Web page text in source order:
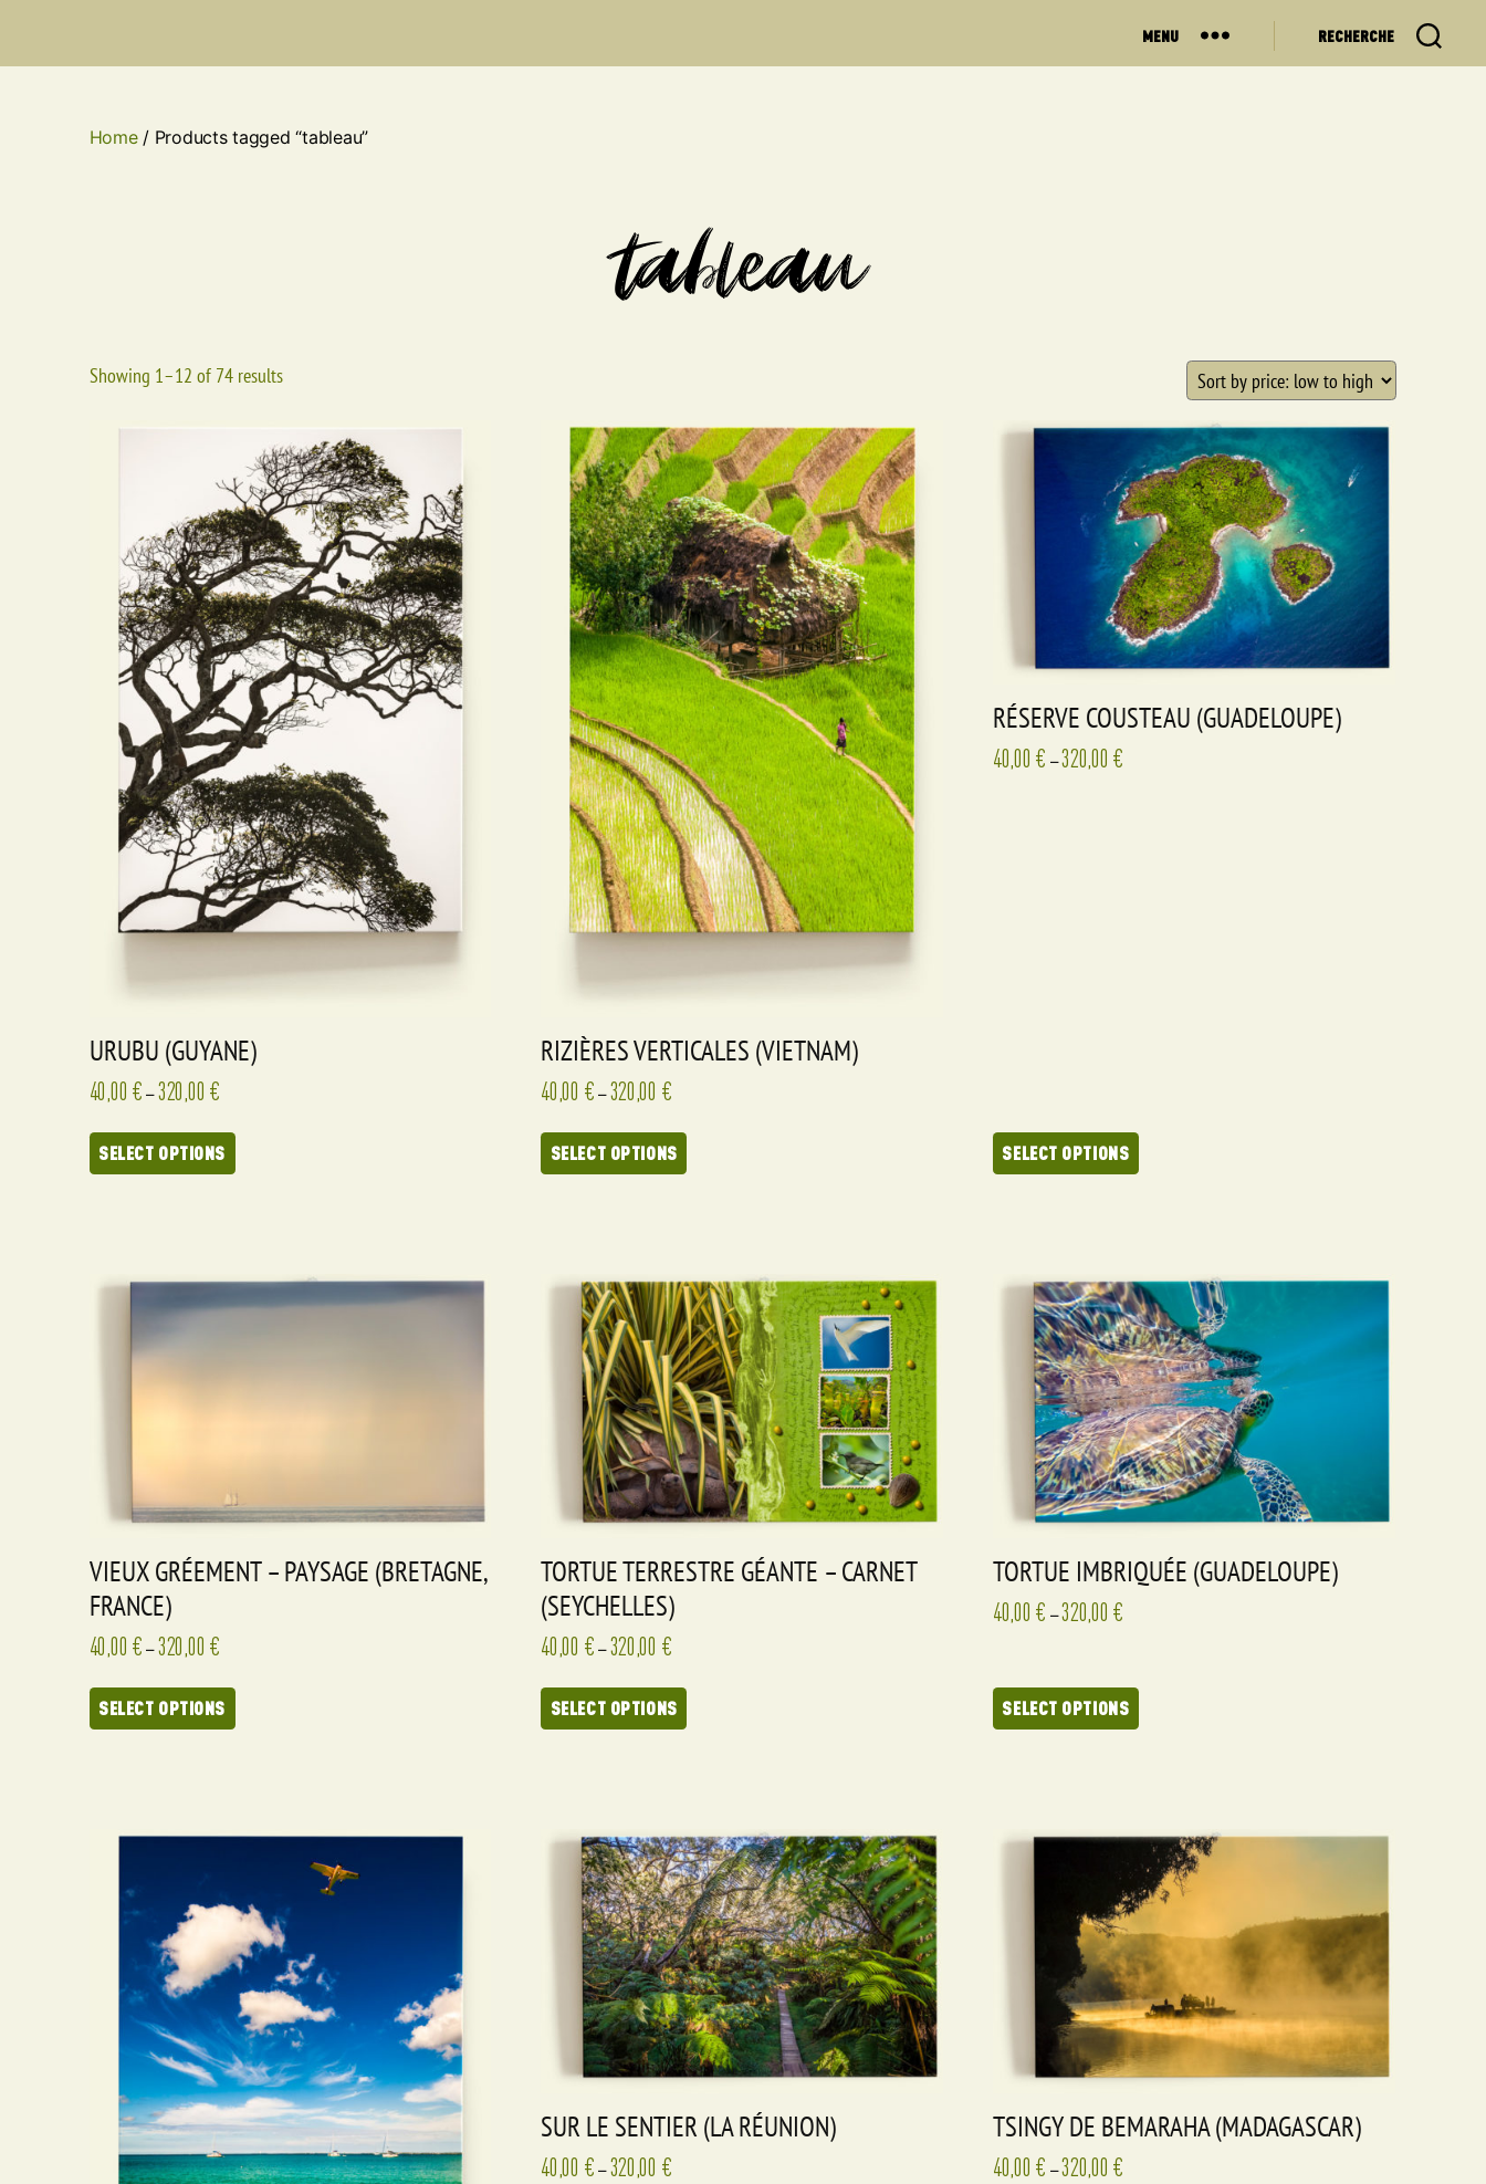
MENU RECHERCHE
Home/ Products tagged “tableau”
tableau
Showing 1–12 of 74 results
URUBU (GUYANE)
40,00 € –320,00 €
SELECT OPTIONS
RIZIÈRES VERTICALES (VIETNAM)
40,00 € –320,00 €
SELECT OPTIONS
RÉSERVE COUSTEAU (GUADELOUPE)
40,00 € –320,00 €
SELECT OPTIONS
VIEUX GRÉEMENT – PAYSAGE (BRETAGNE,
FRANCE)
40,00 € –320,00 €
SELECT OPTIONS
TORTUE TERRESTRE GÉANTE – CARNET
(SEYCHELLES)
40,00 € –320,00 €
SELECT OPTIONS
TORTUE IMBRIQUÉE (GUADELOUPE)
40,00 € –320,00 €
SELECT OPTIONS
SUR LE SENTIER (LA RÉUNION)
40,00 € –320,00 €
TSINGY DE BEMARAHA (MADAGASCAR)
40,00 € –320,00 €